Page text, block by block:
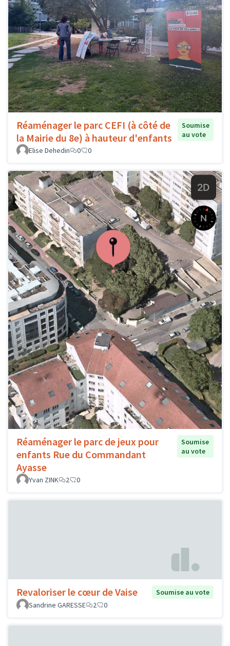
Réaménager le parc CEFI (à côté de
la Mairie du 8e) à hauteur d'enfants
Soumise
au vote
Elise Dehedin
0 0
Réaménager le parc de jeux pour
enfants Rue du Commandant
Ayasse
Soumise
au vote
Yvan ZINK 2 0
Revaloriser le cœur de Vaise
Soumise au vote
Sandrine GARESSE
2 0